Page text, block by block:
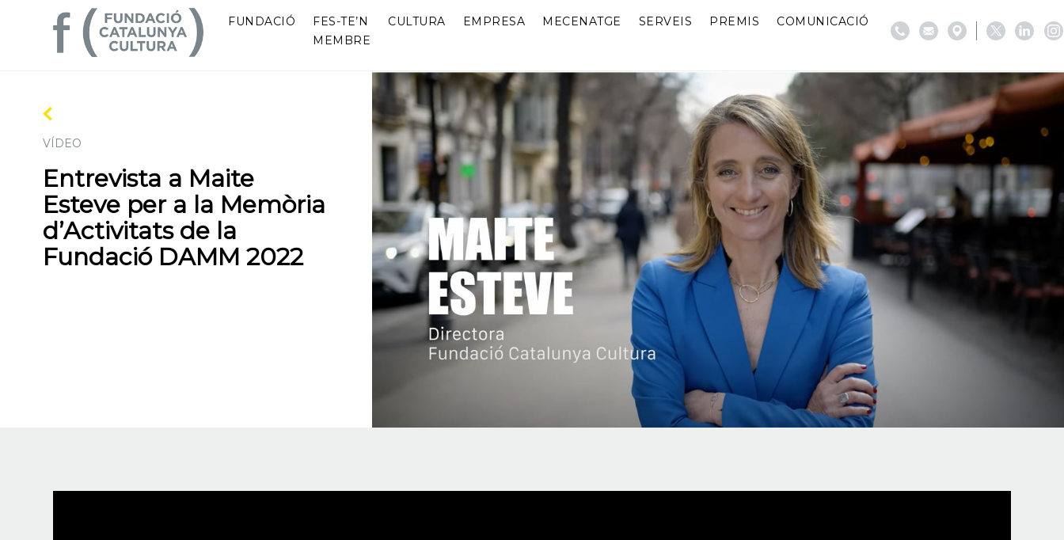
FUNDACIÓ
FES-TE’N
MEMBRE
CULTURA EMPRESA MECENATGE SERVEIS PREMIS COMUNICACIÓ
VÍDEO
Entrevista a Maite
Esteve per a la Memòria
d’Activitats de la
Fundació DAMM 2022